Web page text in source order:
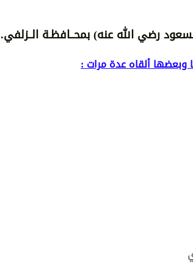
رضي الله عنه) بمحــافظـة الــزلفي.
وبعضها ألقاه عدة مرات :